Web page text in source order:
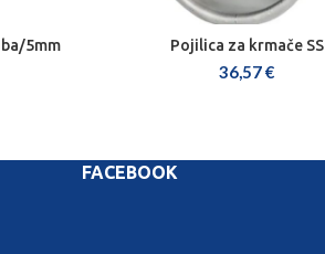
5mm DODAJ U KOŠARICU
Pojilica za krmače SS
36,57€
FACEBOOK